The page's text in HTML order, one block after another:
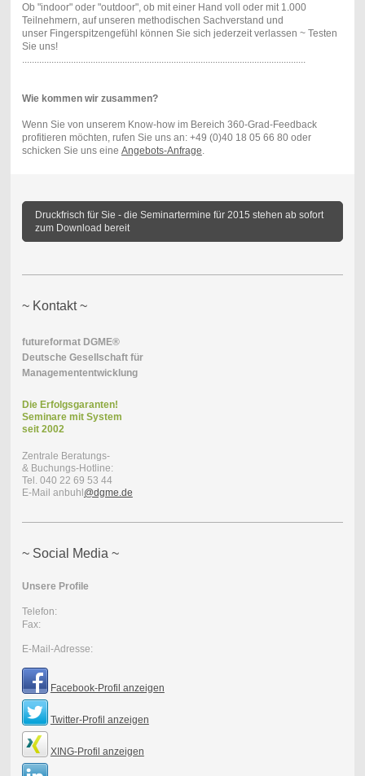
Ob "indoor" oder "outdoor", ob mit einer Hand voll oder mit 1.000
Teilnehmern, auf unseren methodischen Sachverstand und
unser Fingerspitzengefühl können Sie sich jederzeit verlassen ~ Testen
Sie uns!
....................................................................................................................
Wie kommen wir zusammen?
Wenn Sie von unserem Know-how im Bereich 360-Grad-Feedback
profitieren möchten, rufen Sie uns an: +49 (0)40 18 05 66 80 oder
schicken Sie uns eine Angebots-Anfrage.
Druckfrisch für Sie - die Seminartermine für 2015 stehen ab sofort
zum Download bereit
~ Kontakt ~
futureformat DGME®
Deutsche Gesellschaft für
Managemententwicklung
Die Erfolgsgaranten!
Seminare mit System
seit 2002
Zentrale Beratungs-
& Buchungs-Hotline:
Tel. 040 22 69 53 44
E-Mail anbuhl @dgme.de
~ Social Media ~
Unsere Profile
Telefon:
Fax:
E-Mail-Adresse:
Facebook-Profil anzeigen
Twitter-Profil anzeigen
XING-Profil anzeigen